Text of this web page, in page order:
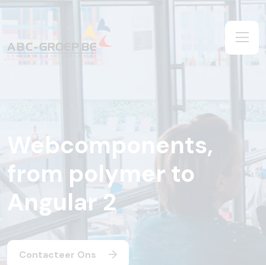
Webcomponents,
from polymer to
Angular 2
Contacteer Ons